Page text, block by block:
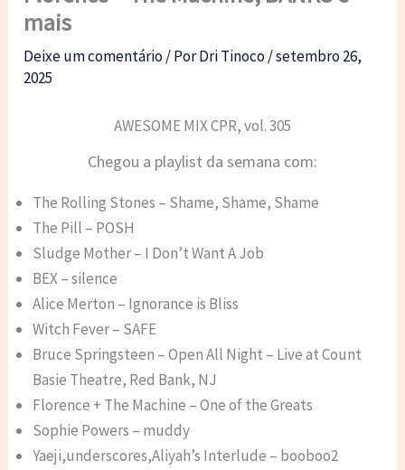
mais
Deixe um comentário/ PorDri Tinoco/setembro 26,
2025
AWESOME MIX CPR, vol. 305
Chegou a playlist da semana com:
The Rolling Stones – Shame, Shame, Shame
The Pill – POSH
Sludge Mother – I Don’t Want A Job
BEX – silence
Alice Merton – Ignorance is Bliss
Witch Fever – SAFE
Bruce Springsteen – Open All Night – Live at Count
Basie Theatre, Red Bank, NJ
Florence + The Machine – One of the Greats
Sophie Powers – muddy
Yaeji,underscores,Aliyah’s Interlude – booboo2